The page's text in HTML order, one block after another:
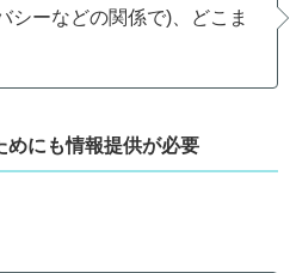
シーなどの関係で)、どこま
めにも情報提供が必要